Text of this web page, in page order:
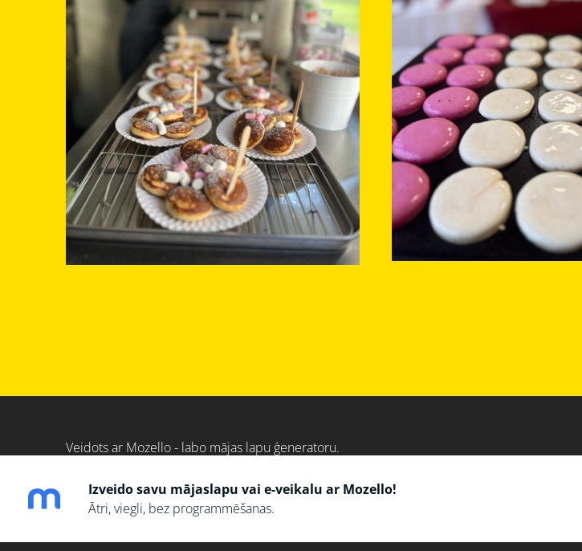
Veidots ar Mozello- labo mājas lapu ģeneratoru.
Izveido savu mājaslapu vai e-veikalu ar Mozello!
Ātri, viegli, bez programmēšanas.